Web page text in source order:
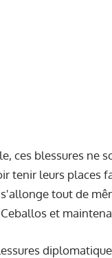
ces blessures ne
tenir leurs places
tout de
et